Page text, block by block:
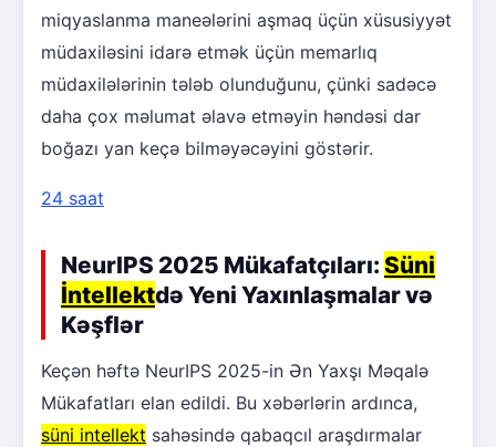
miqyaslanma maneələrini aşmaq üçün xüsusiyyət
müdaxiləsini idarə etmək üçün memarlıq
müdaxilələrinin tələb olunduğunu, çünki sadəcə
daha çox məlumat əlavə etməyin həndəsi dar
boğazı yan keçə bilməyəcəyini göstərir.
24 saat
NeurIPS 2025 Mükafatçıları: Süni
İntellektdə Yeni Yaxınlaşmalar və
Kəşflər
Keçən həftə NeurIPS 2025-in Ən Yaxşı Məqalə
Mükafatları elan edildi. Bu xəbərlərin ardınca,
süni intellekt sahəsində qabaqcıl araşdırmalar